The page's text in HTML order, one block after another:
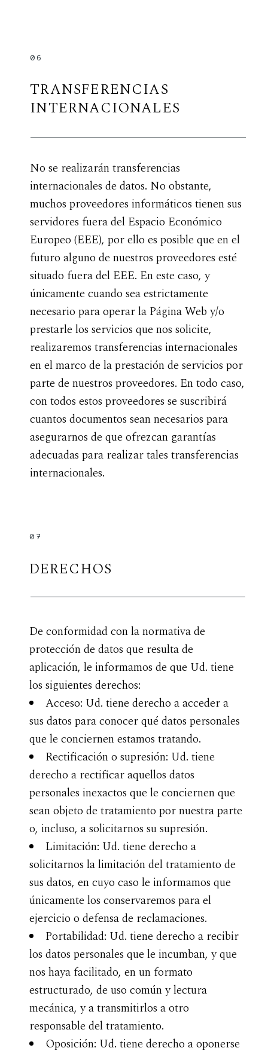
TRANSFERENCIAS
INTERNACIONALES
06
No se realizarán transferencias
internacionales de datos. No obstante,
muchos proveedores informáticos tienen sus
servidores fuera del Espacio Económico
Europeo (EEE), por ello es posible que en el
futuro alguno de nuestros proveedores esté
situado fuera del EEE. En este caso, y
únicamente cuando sea estrictamente
necesario para operar la Página Web y/o
prestarle los servicios que nos solicite,
realizaremos transferencias internacionales
en el marco de la prestación de servicios por
parte de nuestros proveedores. En todo caso,
con todos estos proveedores se suscribirá
cuantos documentos sean necesarios para
asegurarnos de que ofrezcan garantías
adecuadas para realizar tales transferencias
internacionales.
DERECHOS
07
De conformidad con la normativa de
protección de datos que resulta de
aplicación, le informamos de que Ud. tiene
los siguientes derechos:
Acceso: Ud. tiene derecho a acceder a
sus datos para conocer qué datos personales
que le conciernen estamos tratando.
Rectificación o supresión: Ud. tiene
derecho a rectificar aquellos datos
personales inexactos que le conciernen que
sean objeto de tratamiento por nuestra parte
o, incluso, a solicitarnos su supresión.
Limitación: Ud. tiene derecho a
solicitarnos la limitación del tratamiento de
sus datos, en cuyo caso le informamos que
únicamente los conservaremos para el
ejercicio o defensa de reclamaciones.
Portabilidad: Ud. tiene derecho a recibir
los datos personales que le incumban, y que
nos haya facilitado, en un formato
estructurado, de uso común y lectura
mecánica, y a transmitirlos a otro
responsable del tratamiento.
Oposición: Ud. tiene derecho a oponerse